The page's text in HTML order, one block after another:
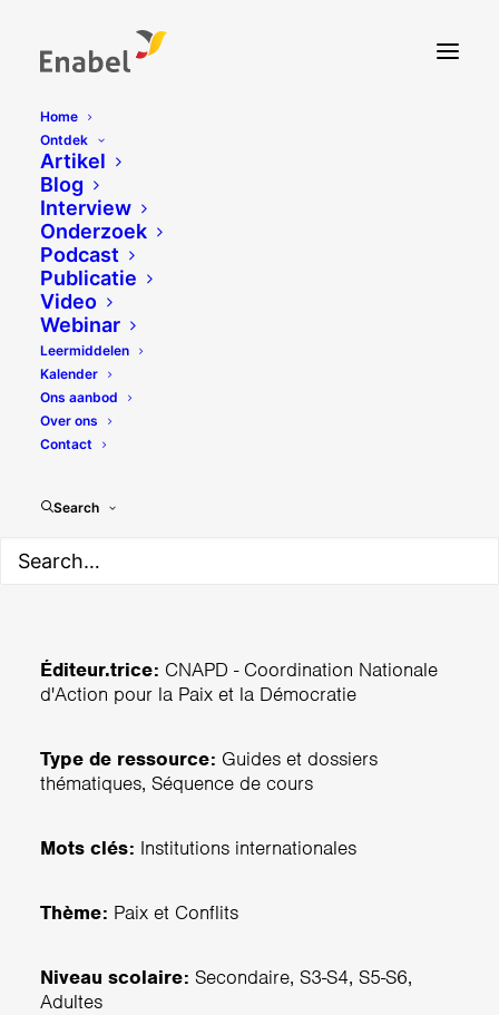
Home
Ontdek
Artikel
Blog
Interview
Onderzoek
Podcast
Publicatie
Video
Webinar
Leermiddelen
Kalender
Ons aanbod
Over ons
Contact
Search
L'Europe pour la Paix ?
Éditeur.trice: CNAPD - Coordination Nationale
d'Action pour la Paix et la Démocratie
Type de ressource: Guides et dossiers
thématiques, Séquence de cours
Mots clés: Institutions internationales
Thème: Paix et Conflits
Niveau scolaire: Secondaire, S3-S4, S5-S6,
Adultes